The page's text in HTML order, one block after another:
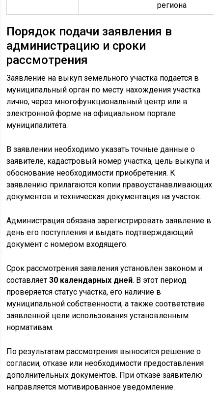
региона
Порядок подачи заявления в
администрацию и сроки
рассмотрения
Заявление на выкуп земельного участка подается в
муниципальный орган по месту нахождения участка
лично, через многофункциональный центр или в
электронной форме на официальном портале
муниципалитета.
В заявлении необходимо указать точные данные о
заявителе, кадастровый номер участка, цель выкупа и
обоснование необходимости приобретения. К
заявлению прилагаются копии правоустанавливающих
документов и техническая документация на участок.
Администрация обязана зарегистрировать заявление в
день его поступления и выдать подтверждающий
документ с номером входящего.
Срок рассмотрения заявления установлен законом и
составляет30 календарных дней. В этот период
проверяется статус участка, его наличие в
муниципальной собственности, а также соответствие
заявленной цели использования установленным
нормативам.
По результатам рассмотрения выносится решение о
согласии, отказе или необходимости предоставления
дополнительных документов. При отказе заявителю
направляется мотивированное уведомление.